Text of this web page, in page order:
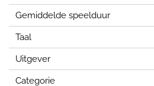
Gemiddelde speelduur
Taal
Uitgever
Categorie